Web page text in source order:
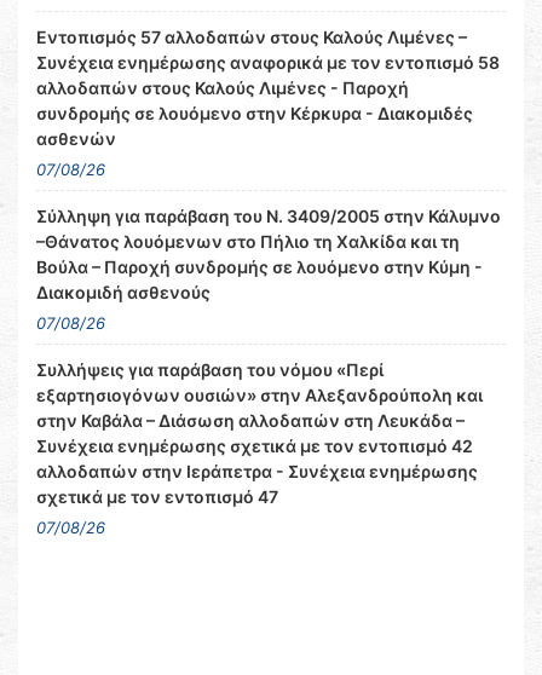
Εντοπισμός 57 αλλοδαπών στους Καλούς Λιμένες –
Συνέχεια ενημέρωσης αναφορικά με τον εντοπισμό 58
αλλοδαπών στους Καλούς Λιμένες - Παροχή
συνδρομής σε λουόμενο στην Κέρκυρα - Διακομιδές
ασθενών
07/08/26
Σύλληψη για παράβαση του Ν. 3409/2005 στην Κάλυμνο
–Θάνατος λουόμενων στο Πήλιο τη Χαλκίδα και τη
Βούλα – Παροχή συνδρομής σε λουόμενο στην Κύμη -
Διακομιδή ασθενούς
07/08/26
Συλλήψεις για παράβαση του νόμου «Περί
εξαρτησιογόνων ουσιών» στην Αλεξανδρούπολη και
στην Καβάλα – Διάσωση αλλοδαπών στη Λευκάδα –
Συνέχεια ενημέρωσης σχετικά με τον εντοπισμό 42
αλλοδαπών στην Ιεράπετρα - Συνέχεια ενημέρωσης
σχετικά με τον εντοπισμό 47
07/08/26